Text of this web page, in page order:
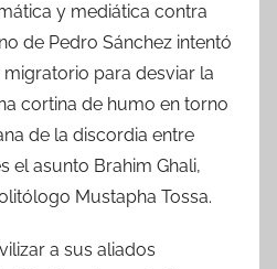
y mediática contra
de Pedro Sánchez intentó
para desviar la
cortina de humo en torno
de la discordia entre
el asunto Brahim Ghali,
Mustapha Tossa.
a sus aliados